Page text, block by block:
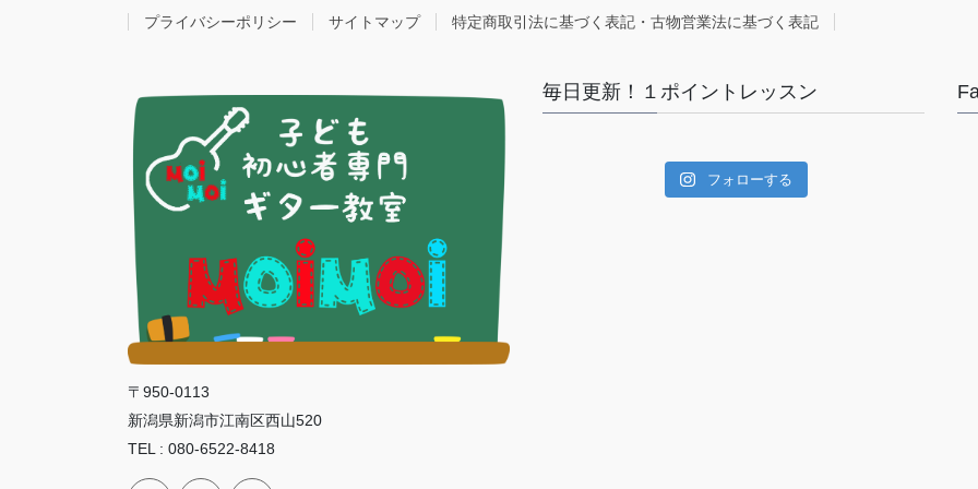
プライバシーポリシー サイトマップ 特定商取引法に基づく表記・古物営業法に基づく表記
〒950-0113
新潟県新潟市江南区西山520
TEL : 080-6522-8418
毎日更新！１ポイントレッスン
フォローする